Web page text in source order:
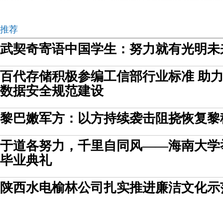
推荐
武契奇寄语中国学生：努力就有光明未
百代存储积极参编工信部行业标准 助
数据安全规范建设
黎巴嫩军方：以方持续袭击阻挠恢复
于道各努力，千里自同风——海南大学
毕业典礼
陕西水电榆林公司扎实推进廉洁文化